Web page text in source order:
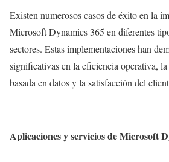
Existen numerosos casos de éxito en la
Microsoft Dynamics 365 en diferentes
sectores. Estas implementaciones han
significativas en la eficiencia operativa,
basada en datos y la satisfacción del
Aplicaciones y servicios de Microsoft